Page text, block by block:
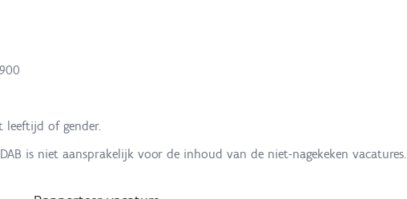
leeftijd of gender.
is niet aansprakelijk voor de inhoud van de niet-nagekeken vacatures.